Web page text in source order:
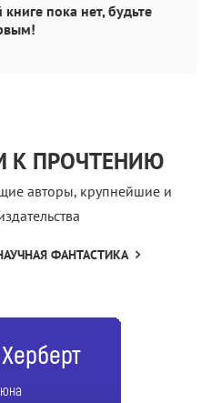
пока нет, будьте
К ПРОЧТЕНИЮ
авторы, крупнейшие и
ФАНТАСТИКА